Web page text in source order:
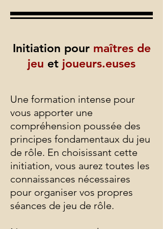
Initiation pour maîtres de
jeu et joueurs.euses
Une formation intense pour
vous apporter une
compréhension poussée des
principes fondamentaux du jeu
de rôle. En choisissant cette
initiation, vous aurez toutes les
connaissances nécessaires
pour organiser vos propres
séances de jeu de rôle.